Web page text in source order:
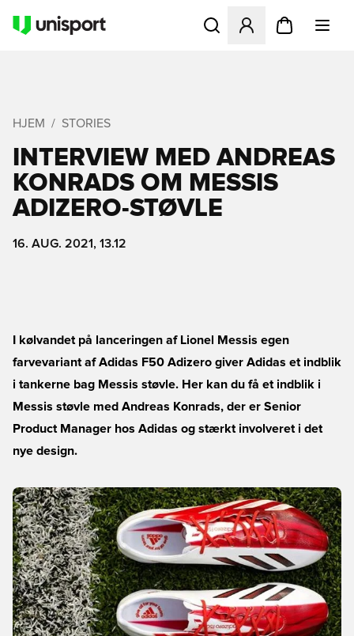
Åbner en Modal til at
HJEM STORIES
INTERVIEW MED ANDREAS
KONRADS OM MESSIS
ADIZERO-STØVLE
16. AUG. 2021, 13.12
I kølvandet på lanceringen af Lionel Messis egen
farvevariant af Adidas F50 Adizero giver Adidas et indblik
i tankerne bag Messis støvle. Her kan du få et indblik i
Messis støvle med Andreas Konrads, der er Senior
Product Manager hos Adidas og stærkt involveret i det
nye design.